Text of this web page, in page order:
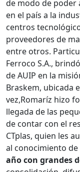
de modo de poder
en el país a la
centros
proveedores de
entre otros.
Ferroco S.A.,
de AUIP en la
Braskem, ubicada
vez,Romaríz hizo
llegada de las
de contar con el
CTplas, quien les
al conocimiento
año con grandes